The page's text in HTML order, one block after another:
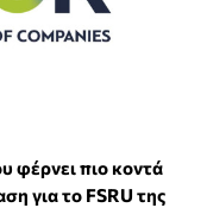
φέρνει πιο κοντά
για το FSRU της